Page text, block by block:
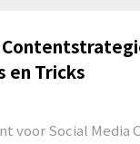
en Tricks
voor Social Media